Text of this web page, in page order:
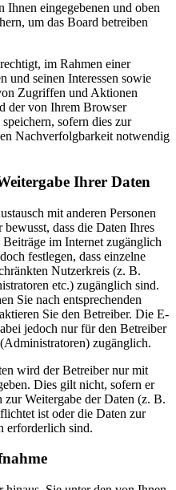
Ihnen eingegebenen und oben
um das Board betreiben
im Rahmen einer
und seinen Interessen sowie
Zugriffen und Aktionen
der von Ihrem Browser
sofern dies zur
Nachverfolgbarkeit notwendig
Ihrer Daten
mit anderen Personen
dass die Daten Ihres
im Internet zugänglich
festlegen, dass einzelne
Nutzerkreis (z. B.
etc.) zugänglich sind.
Sie nach entsprechenden
Sie den Betreiber. Die E-
jedoch nur für den Betreiber
zugänglich.
wird der Betreiber nur mit
Dies gilt nicht, sofern er
Weitergabe der Daten (z. B.
ist oder die Daten zur
erforderlich sind.